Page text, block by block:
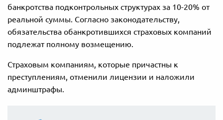
банкротства подконтрольных структурах за 10-20% от
реальной суммы. Согласно законодательству,
обязательства обанкротившихся страховых компаний
подлежат полному возмещению.
Страховым компаниям, которые причастны к
преступлениям, отменили лицензии и наложили
админштрафы.